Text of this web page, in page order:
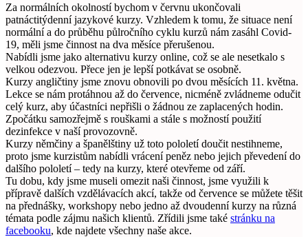
Za normálních okolností bychom v červnu ukončovali
patnáctitýdenní jazykové kurzy. Vzhledem k tomu, že situace není
normální a do průběhu půlročního cyklu kurzů nám zasáhl Covid-
19, měli jsme činnost na dva měsíce přerušenou.
Nabídli jsme jako alternativu kurzy online, což se ale nesetkalo s
velkou odezvou. Přece jen je lepší potkávat se osobně.
Kurzy angličtiny jsme znovu obnovili po dvou měsících 11. května.
Lekce se nám protáhnou až do července, nicméně zvládneme odučit
celý kurz, aby účastníci nepřišli o žádnou ze zaplacených hodin.
Zpočátku samozřejmě s rouškami a stále s možností použití
dezinfekce v naší provozovně.
Kurzy němčiny a španělštiny už toto pololetí doučit nestihneme,
proto jsme kurzistům nabídli vrácení peněz nebo jejich převedení do
dalšího pololetí – tedy na kurzy, které otevřeme od září.
Tu dobu, kdy jsme museli omezit naši činnost, jsme využili k
přípravě dalších vzdělávacích akcí, takže od července se můžete těšit
na přednášky, workshopy nebo jedno až dvoudenní kurzy na různá
témata podle zájmu našich klientů. Zřídili jsme také stránku na
facebooku, kde najdete všechny naše akce.